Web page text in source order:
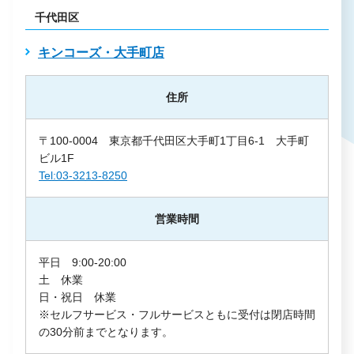
千代田区
キンコーズ・大手町店
住所
〒100-0004 東京都千代田区大手町1丁目6-1 大手町
ビル1F
Tel:03-3213-8250
営業時間
平日 9:00-20:00
土 休業
日・祝日 休業
※セルフサービス・フルサービスともに受付は閉店時間
の30分前までとなります。